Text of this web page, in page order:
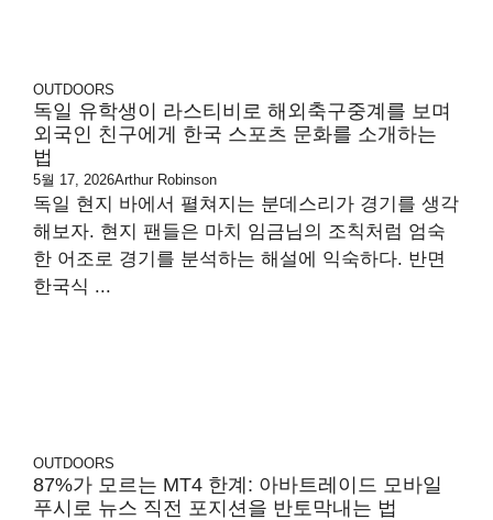
OUTDOORS
독일 유학생이 라스티비로 해외축구중계를 보며
외국인 친구에게 한국 스포츠 문화를 소개하는
법
5월 17, 2026Arthur Robinson
독일 현지 바에서 펼쳐지는 분데스리가 경기를 생각
해보자. 현지 팬들은 마치 임금님의 조칙처럼 엄숙
한 어조로 경기를 분석하는 해설에 익숙하다. 반면
한국식 ...
OUTDOORS
87%가 모르는 MT4 한계: 아바트레이드 모바일
푸시로 뉴스 직전 포지션을 반토막내는 법